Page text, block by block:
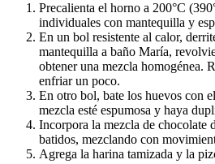
Precalienta el horno a 200°C
individuales con mantequilla y
En un bol resistente al calor,
mantequilla a baño María,
obtener una mezcla homogénea.
enfriar un poco.
En otro bol, bate los huevos con
mezcla esté espumosa y haya
Incorpora la mezcla de chocolate
batidos, mezclando con
Agrega la harina tamizada y la